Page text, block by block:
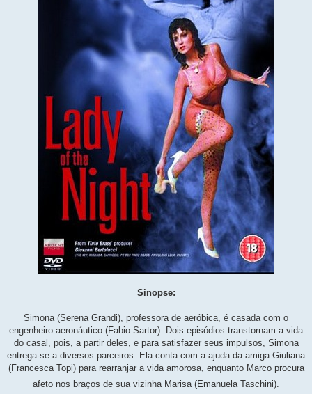
Sinopse:
Simona (Serena Grandi), professora de aeróbica, é casada com o
engenheiro aeronáutico (Fabio Sartor). Dois episódios transtornam a vida
do casal, pois, a partir deles, e para satisfazer seus impulsos, Simona
entrega-se a diversos parceiros. Ela conta com a ajuda da amiga Giuliana
(Francesca Topi) para rearranjar a vida amorosa, enquanto Marco procura
afeto nos braços de sua vizinha Marisa (Emanuela Taschini).